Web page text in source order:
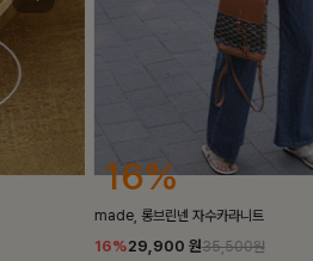
30%
썸머뉴밴딩 와이드슬랙스[S,M,L사이즈]
30%23,200원33,100원